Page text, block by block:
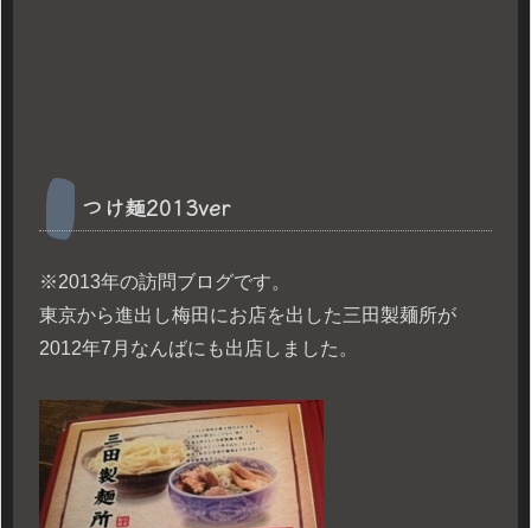
つけ麺2013ver
※2013年の訪問ブログです。
東京から進出し梅田にお店を出した三田製麺所が
2012年7月なんばにも出店しました。